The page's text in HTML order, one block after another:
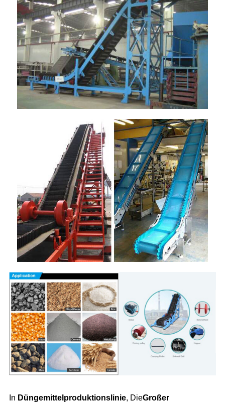
In Düngemittelproduktionslinie, DieGroßer